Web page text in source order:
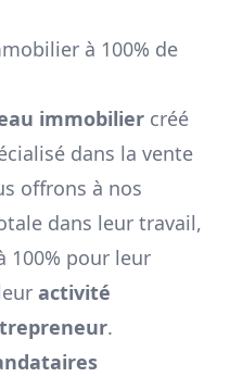
à 100% de
immobilier créé
dans la vente
offrons à nos
dans leur travail,
100% pour leur
activité
.